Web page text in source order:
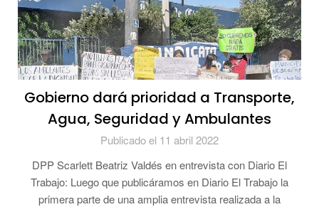
Gobierno dará prioridad a Transporte,
Agua, Seguridad y Ambulantes
Publicado el 11 abril 2022
DPP Scarlett Beatriz Valdés en entrevista con Diario El
Trabajo: Luego que publicáramos en Diario El Trabajo la
primera parte de una amplia entrevista realizada a la